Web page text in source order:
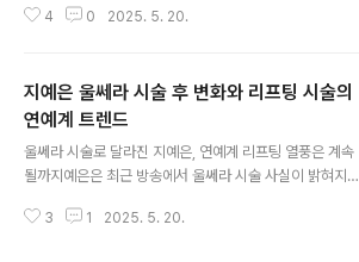
의 신개념 고기능성 아이크림입니다.바르자마자 미세한 열
화장품에 담다울쎄라 시술의 핵심은 초음파로 콜라겐을 깨
우는 겁니다.유세라블 아이크림은 이 원리를 화장품으로
구현했어요.고강도 초음파 원리를 바탕으로눈가 섬유아세
포를 자극해 콜라겐과 엘라스틴 생성을 유도하죠.15초 후
는 신호입니다. 유세라블 리프팅 900샷 제품 정보 보기 👆
4 0 2025. 5. 20.
지예은 울쎄라 시술 후 변화와 리프팅 시술의
연예계 트렌드
울쎄라 시술로 달라진 지예은, 연예계 리프팅 열풍은 계속
될까지예은은 최근 방송에서 울쎄라 시술 사실이 밝혀지며
비수술적 리프팅으로 알려진 울쎄라는 최근 연예계에서자
3 1 2025. 5. 20.